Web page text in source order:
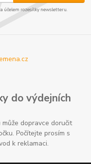
účelem rozesílky newsletteru.
do výdejních
dopravce doručit
Počítejte prosím s
k reklamaci.